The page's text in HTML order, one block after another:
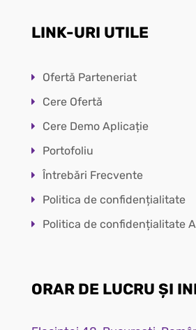
LINK-URI UTILE
Ofertă Parteneriat
Cere Ofertă
Cere Demo Aplicație
Portofoliu
Întrebări Frecvente
Politica de confidențialitate
Politica de confidențialitate
ORAR DE LUCRU ȘI